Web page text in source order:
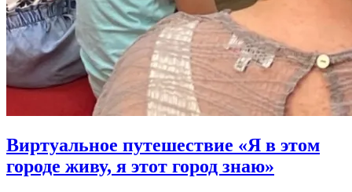
Виртуальное путешествие «Я в этом
городе живу, я этот город знаю»